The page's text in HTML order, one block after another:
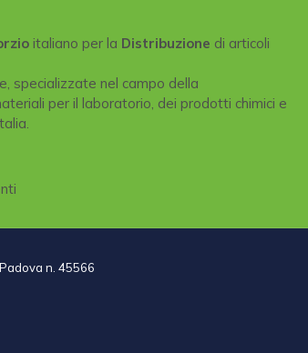
italiano per la Distribuzione di articoli
specializzate nel campo della
per il laboratorio, dei prodotti chimici e
n. 45566